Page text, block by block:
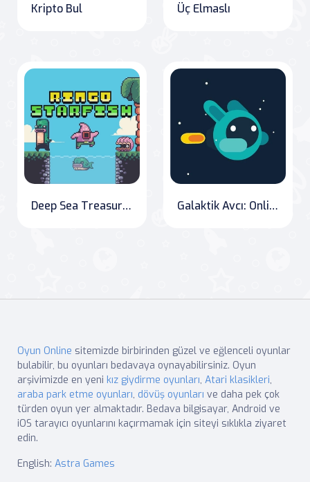
Kripto Bul Üç Elmaslı
Deep Sea Treasures: The Quest for Ringo Starfish Galaktik Avcı: OnlineGames.World
Oyun Online sitemizde birbirinden güzel ve eğlenceli oyunlar
bulabilir, bu oyunları bedavaya oynayabilirsiniz. Oyun
arşivimizde en yeni kız giydirme oyunları, Atari klasikleri,
araba park etme oyunları, dövüş oyunları ve daha pek çok
türden oyun yer almaktadır. Bedava bilgisayar, Android ve
iOS tarayıcı oyunlarını kaçırmamak için siteyi sıklıkla ziyaret
edin.
English: Astra Games